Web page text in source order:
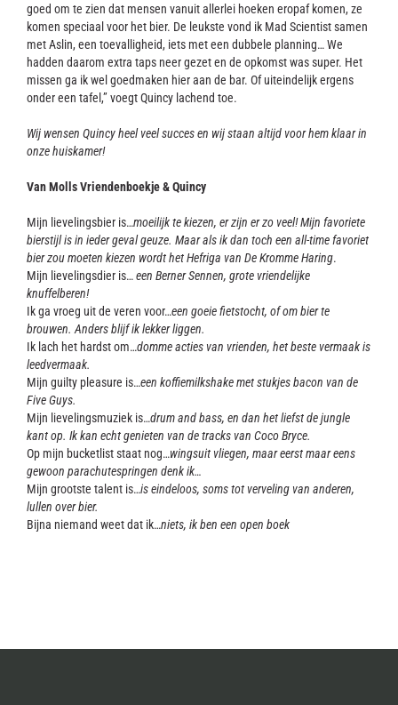
goed om te zien dat mensen vanuit allerlei hoeken eropaf komen, ze
komen speciaal voor het bier. De leukste vond ik Mad Scientist samen
met Aslin, een toevalligheid, iets met een dubbele planning… We
hadden daarom extra taps neer gezet en de opkomst was super. Het
missen ga ik wel goedmaken hier aan de bar. Of uiteindelijk ergens
onder een tafel,” voegt Quincy lachend toe.
Wij wensen Quincy heel veel succes en wij staan altijd voor hem klaar in
onze huiskamer!
Van Molls Vriendenboekje & Quincy
Mijn lievelingsbier is…moeilijk te kiezen, er zijn er zo veel! Mijn favoriete
bierstijl is in ieder geval geuze. Maar als ik dan toch een all-time favoriet
bier zou moeten kiezen wordt het Hefriga van De Kromme Haring.
Mijn lievelingsdier is…een Berner Sennen, grote vriendelijke
knuffelberen!
Ik ga vroeg uit de veren voor…een goeie fietstocht, of om bier te
brouwen. Anders blijf ik lekker liggen.
Ik lach het hardst om…domme acties van vrienden, het beste vermaak is
leedvermaak.
Mijn guilty pleasure is…een koffiemilkshake met stukjes bacon van de
Five Guys.
Mijn lievelingsmuziek is…drum and bass, en dan het liefst de jungle
kant op. Ik kan echt genieten van de tracks van Coco Bryce.
Op mijn bucketlist staat nog…wingsuit vliegen, maar eerst maar eens
gewoon parachutespringen denk ik…
Mijn grootste talent is…is eindeloos, soms tot verveling van anderen,
lullen over bier.
Bijna niemand weet dat ik…niets, ik ben een open boek